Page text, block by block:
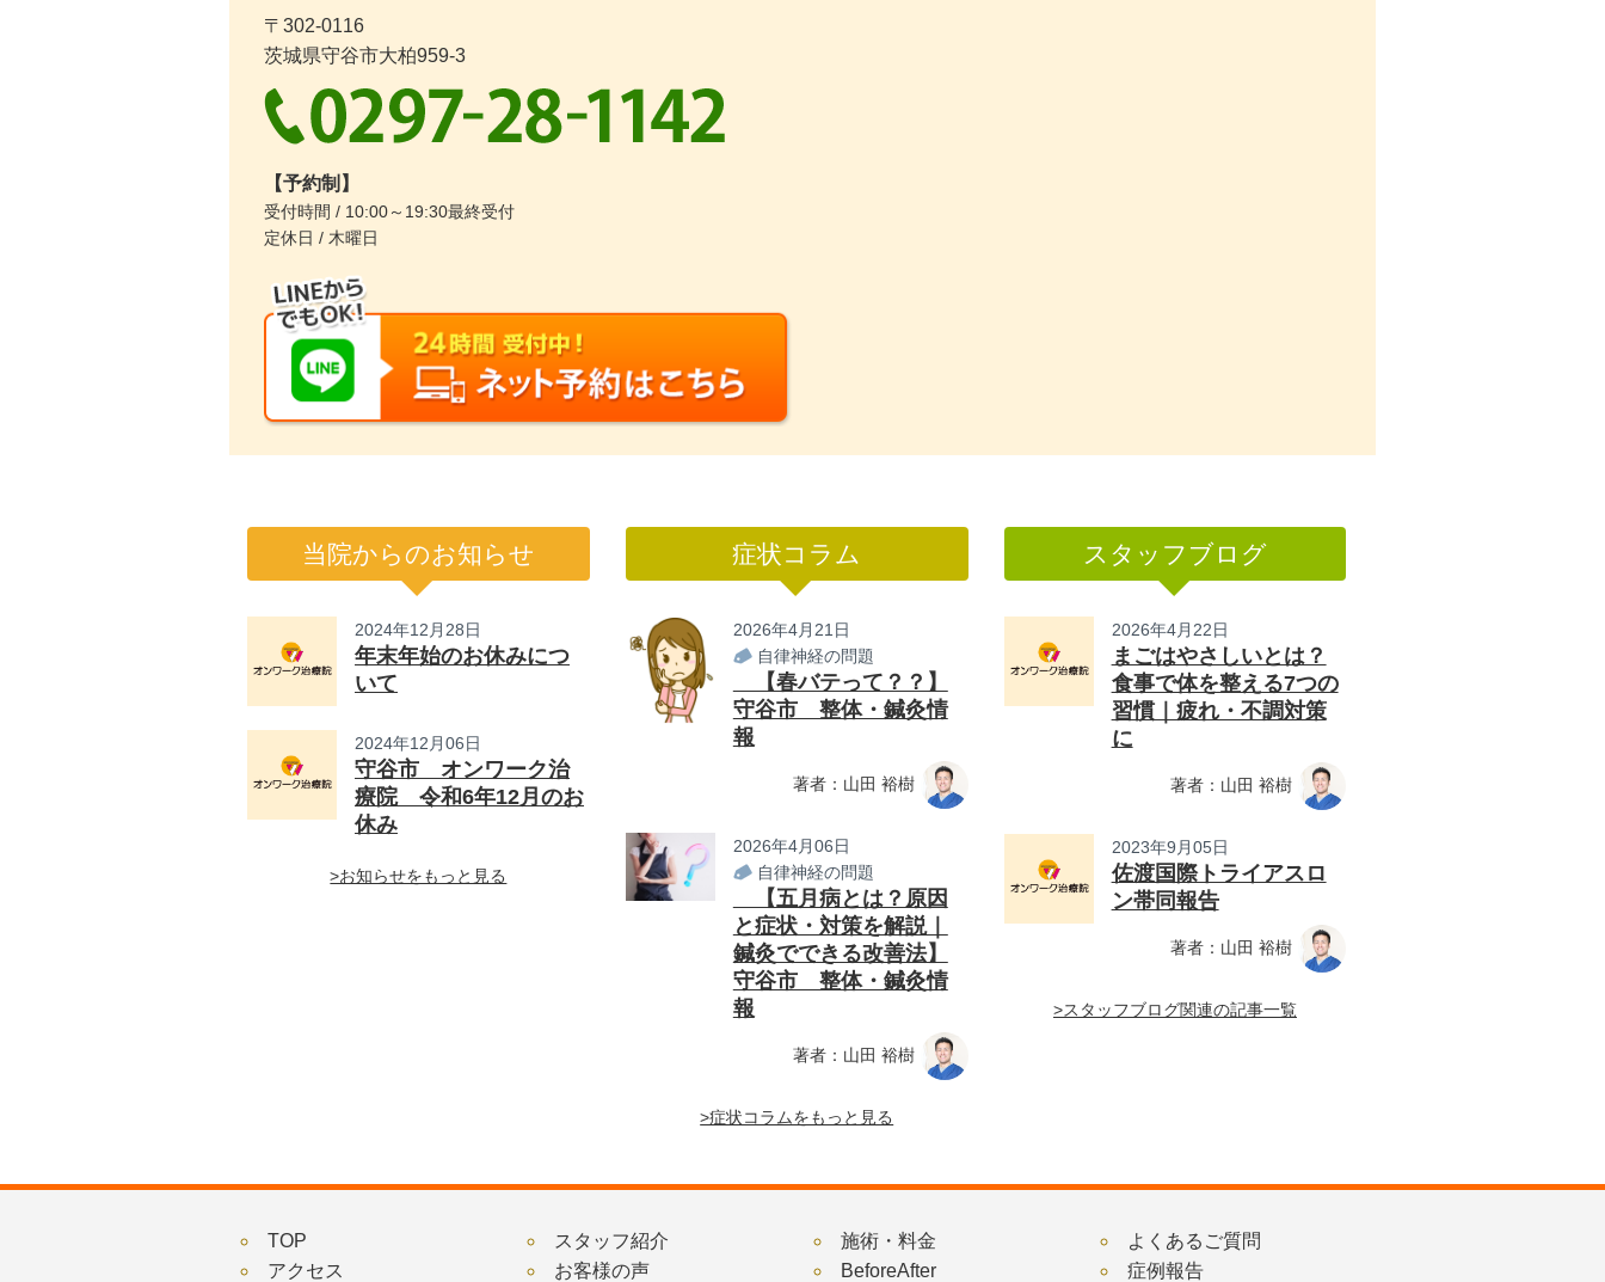
〒302-0116
茨城県守谷市大柏959-3
【予約制】
受付時間 / 10:00～19:30最終受付
定休日 / 木曜日
当院からのお知らせ
2024年12月28日
年末年始のお休みにつ
いて
2024年12月06日
守谷市 オンワーク治
療院 令和6年12月のお
休み
>お知らせをもっと見る
症状コラム
2026年4月21日
自律神経の問題
【春バテって？？】
守谷市 整体・鍼灸情
報
著者：山田 裕樹
2026年4月06日
自律神経の問題
【五月病とは？原因
と症状・対策を解説｜
鍼灸でできる改善法】
守谷市 整体・鍼灸情
報
著者：山田 裕樹
>症状コラムをもっと見る
スタッフブログ
2026年4月22日
まごはやさしいとは？
食事で体を整える7つの
習慣｜疲れ・不調対策
に
著者：山田 裕樹
2023年9月05日
佐渡国際トライアスロ
ン帯同報告
著者：山田 裕樹
>スタッフブログ関連の記事一覧
TOP スタッフ紹介 施術・料金
よくあるご質問
アクセス
お客様の声 BeforeAfter 症例報告